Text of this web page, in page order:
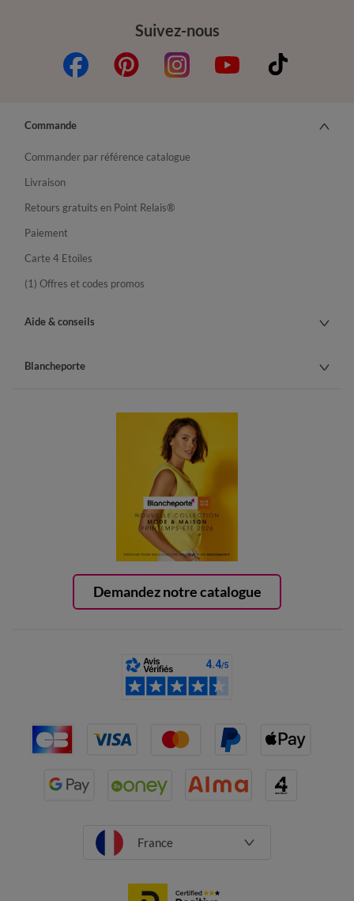
Suivez-nous
Demandez notre catalogue
Commande
Commander par référence catalogue
Livraison
Retours gratuits en Point Relais®
Paiement
Carte 4 Etoiles
(1) Offres et codes promos
Aide & conseils
Blancheporte
France